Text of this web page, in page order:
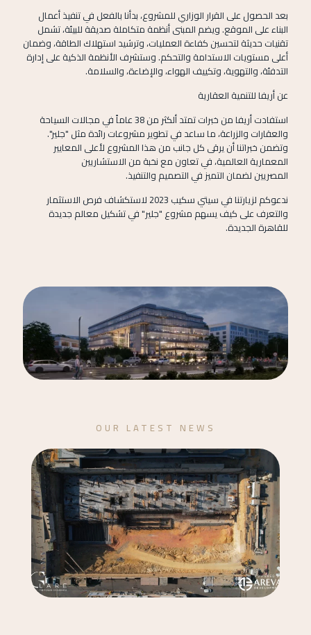
بعد الحصول على القرار الوزاري للمشروع، بدأنا بالفعل في تنفيذ أعمال
البناء على الموقع. ويضم المبنى أنظمة متكاملة صديقة للبيئة، تشمل
تقنيات حديثة لتحسين كفاءة العمليات، وترشيد استهلاك الطاقة، وضمان
أعلى مستويات الاستدامة والتحكم. وستشرف الأنظمة الذكية على إدارة
التدفئة، والتهوية، وتكييف الهواء، والإضاءة، والسلامة.
عن أريفا للتنمية العقارية
استفادت أريفا من خبرات تمتد ألكثر من 38 عاماً في مجالات السياحة
والعقارات والزراعة، ما ساعد في تطوير مشروعات رائدة مثل "جلير".
وتضمن خبراتنا أن يرقى كل جانب من هذا المشروع لأعلى المعايير
المعمارية العالمية، في تعاون مع نخبة من الاستشاريين
المصريين لضمان التميز في التصميم والتنفيذ.
ندعوكم لزيارتنا في سيتي سكيب 2023 لاستكشاف فرص الاستثمار
والتعرف على كيف يسهم مشروع "جلير" في تشكيل معالم جديدة
للقاهرة الجديدة.
OUR LATEST NEWS